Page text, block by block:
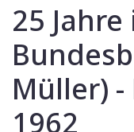
25
Müller) -
1962